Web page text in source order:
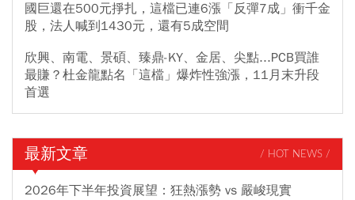
國巨還在500元掙扎，這檔已連6漲「反彈7成」衝千金
股，法人喊到1430元，還有5成空間
欣興、南電、景碩、臻鼎-KY、金居、尖點...PCB買誰
最賺？杜金龍點名「這檔」爆炸性強漲，11月末升段
首選
最新文章 / HOT NEWS /
2026年下半年投資展望：狂熱漲勢 vs 嚴峻現實